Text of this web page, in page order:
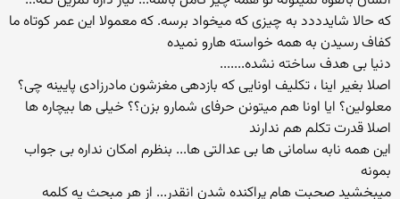
که حالا شایدددد به چیزی که میخواد برسه. که معمولا این عمر کوتاه ما
کفاف رسیدن به همه خواسته هارو نمیده
دنیا بی هدف ساخته نشده.......
اصلا بغیر اینا ، تکلیف اونایی که بازدهی مغزشون مادرزادی پایینه چی؟
معلولین؟ ایا اونا هم میتونن حرفای شمارو بزن؟؟ خیلی ها بیچاره ها
اصلا قدرت تکلم هم ندارند
این همه نابه سامانی ها بی عدالتی ها... بنظرم امکان نداره بی جواب
بمونه
میبخشید صحبت هام پراکنده شدن انقدر... از هر مبحث یه کلمه